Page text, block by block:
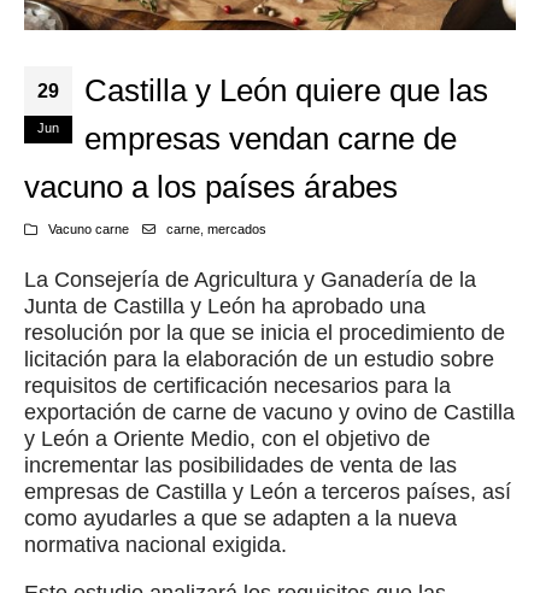
29
Jun
Castilla y León quiere que las
empresas vendan carne de
vacuno a los países árabes
Vacuno carne carne, mercados
La Consejería de Agricultura y Ganadería de la
Junta de Castilla y León ha aprobado una
resolución por la que se inicia el procedimiento de
licitación para la elaboración de un estudio sobre
requisitos de certificación necesarios para la
exportación de carne de vacuno y ovino de Castilla
y León a Oriente Medio, con el objetivo de
incrementar las posibilidades de venta de las
empresas de Castilla y León a terceros países, así
como ayudarles a que se adapten a la nueva
normativa nacional exigida.